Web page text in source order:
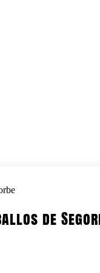
de